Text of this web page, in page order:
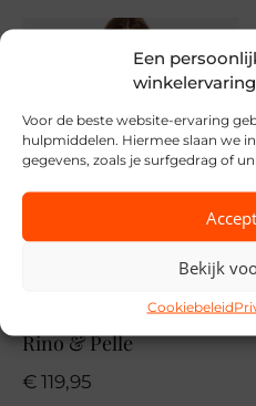
Een
winkelervaring
Voor de beste website-ervaring
hulpmiddelen. Hiermee slaan we
gegevens, zoals je surfgedrag of
Bekijk
Cookiebeleid
Merk
Seizoen
VZ26
MPN
Rino & Pelle
€ 119,95